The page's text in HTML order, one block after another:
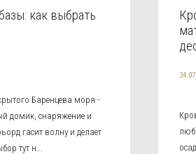
как выбрать
Баренцева моря -
домик, снаряжение и
гасит волну и делает
тут н...